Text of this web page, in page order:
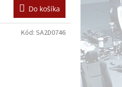
Do košíka
Kód: SA2D0746